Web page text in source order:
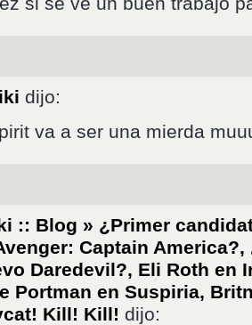
dijo:
va a ser una mierda
:: Blog » ¿Primer
Captain
Daredevil?, Eli Roth en
Portman en Suspiria,
Kill! Kill! dijo: